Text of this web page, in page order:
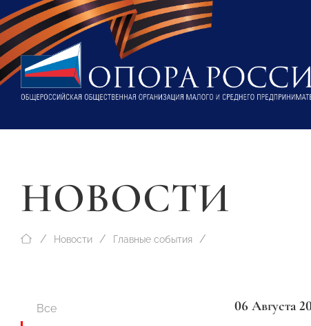
НОВОСТИ
Новости Главные события
Все
06 Августа